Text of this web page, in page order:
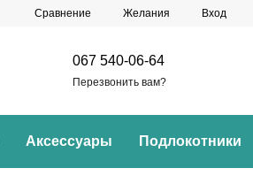
Сравнение Желания Вход
067 540-06-64
Перезвонить вам?
Аксессуары Подлокотники